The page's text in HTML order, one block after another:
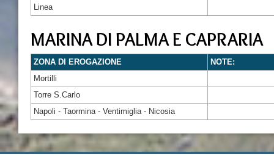
Linea
MARINA DI PALMA E CAPRARIA
ZONA DI EROGAZIONE
NOTE:
Mortilli
Torre S.Carlo
Napoli - Taormina - Ventimiglia - Nicosia